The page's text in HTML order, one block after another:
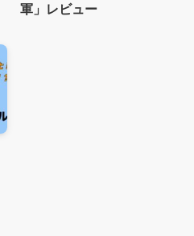
軍」レビュー